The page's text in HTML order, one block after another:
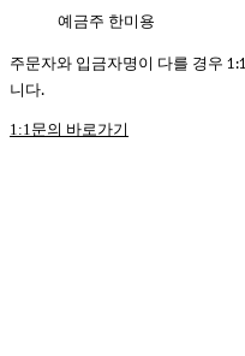
예금주 한미용
주문자와 입금자명이 다를 경우
니다.
1:1문의 바로가기